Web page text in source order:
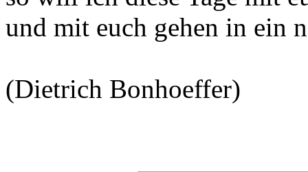
und mit euch gehen in ein
(Dietrich Bonhoeffer)